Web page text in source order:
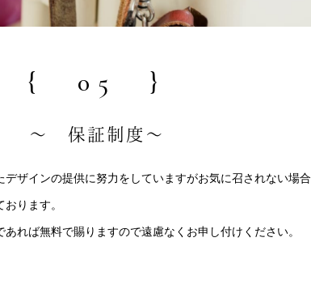
{ 05 }
～ 保証制度～
デザインの提供に努力をしていますがお気に召されない場合
ります。
れば無料で賜りますので遠慮なくお申し付けください。